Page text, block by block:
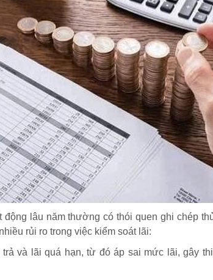
động lâu năm thường có thói quen ghi chép
rủi ro trong việc kiểm soát lãi:
và lãi quá hạn, từ đó áp sai mức lãi, gây